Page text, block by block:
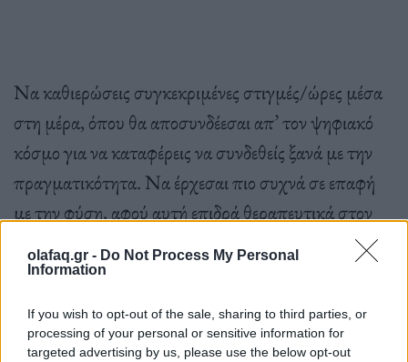
olafaq.gr - Do Not Process My Personal
Information
If you wish to opt-out of the sale, sharing to third parties, or
processing of your personal or sensitive information for
targeted advertising by us, please use the below opt-out
Να καθιερώσεις συγκεκριμένες στιγμές/ώρες μέσα
στη μέρα, όπου θα αποσυνδέεσαι απ’ τον ψηφιακό
κόσμο για να καταφέρεις να συνδεθείς ξανά με την
πραγματικότητα. Να έρχεσαι πιο συχνά σε επαφή
με την φύση, αφού αυτή επιδρά θεραπευτικά στον
εβδομάδας σε εσένα, ακούγοντας τις εσωτερικές σου